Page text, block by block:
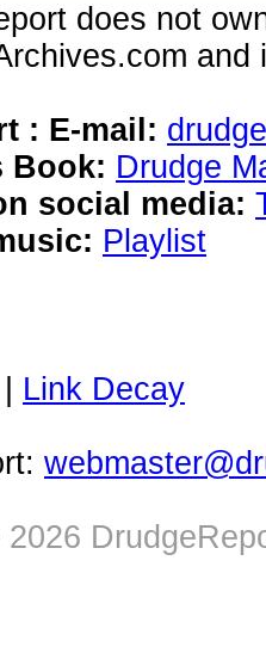
does not
: E-mail:
Book: Drudge
social media:
Playlist
Link Decay